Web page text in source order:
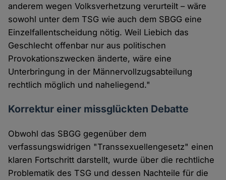
anderem wegen Volksverhetzung verurteilt – wäre
sowohl unter dem TSG wie auch dem SBGG eine
Einzelfallentscheidung nötig. Weil Liebich das
Geschlecht offenbar nur aus politischen
Provokationszwecken änderte, wäre eine
Unterbringung in der Männervollzugsabteilung
rechtlich möglich und naheliegend."
Korrektur einer missglückten Debatte
Obwohl das SBGG gegenüber dem
verfassungswidrigen "Transsexuellengesetz" einen
klaren Fortschritt darstellt, wurde über die rechtliche
Problematik des TSG und dessen Nachteile für die